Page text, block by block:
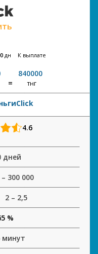
дн К выплате
840000
тнг
4.6
дней
300 000
2 – 2,5
%
минут